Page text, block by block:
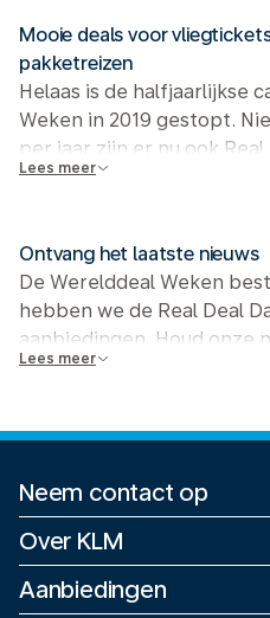
Mooie deals voor
pakketreizen
Helaas is de halfjaarlijkse
Weken in 2019 gestopt.
per jaar zijn er nu ook
vind je het hele jaar door
Lees meer
Ontvang het laatste nieuws
De Werelddeal Weken
hebben we de Real Deal
aanbiedingen. Houd onze
zodat je de volgende keer
Lees meer
Neem contact op
Alle contactopties
Terugbetaling
Klachten
Over KLM
Zakelijk
Aanbiedingen